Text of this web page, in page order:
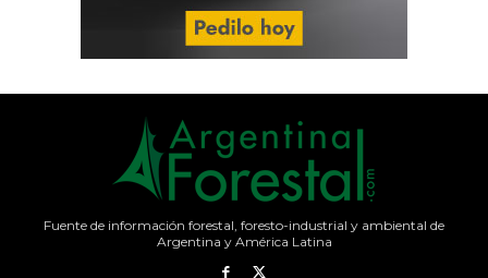
Fuente de información forestal, foresto-industrial y ambiental de
Argentina y América Latina